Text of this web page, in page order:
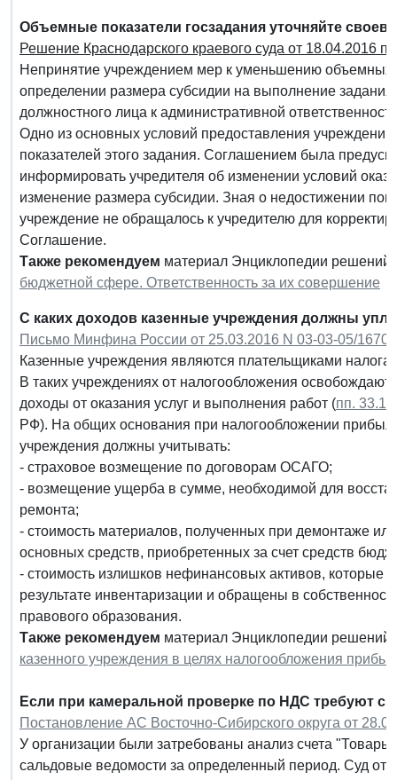
Объемные показатели госзадания уточняйте
Решение Краснодарского краевого суда от 18.04.2016
Непринятие учреждением мер к уменьшению объемных
определении размера субсидии на выполнение
должностного лица к административной
Одно из основных условий предоставления
показателей этого задания. Соглашением была
информировать учредителя об изменении условий
изменение размера субсидии. Зная о недостижении
учреждение не обращалось к учредителю для
Соглашение.
Также рекомендуем материал Энциклопедии решений
бюджетной сфере. Ответственность за их совершение
С каких доходов казенные учреждения должны
Письмо Минфина России от 25.03.2016 N 03-03-05/16706
Казенные учреждения являются плательщиками налога
В таких учреждениях от налогообложения
доходы от оказания услуг и выполнения работ (пп. 33.1
РФ). На общих основания при налогообложении
учреждения должны учитывать:
- страховое возмещение по договорам ОСАГО;
- возмещение ущерба в сумме, необходимой для
ремонта;
- стоимость материалов, полученных при демонтаже
основных средств, приобретенных за счет средств
- стоимость излишков нефинансовых активов, которые
результате инвентаризации и обращены в
правового образования.
Также рекомендуем материал Энциклопедии решений
казенного учреждения в целях налогообложения
Если при камеральной проверке по НДС требуют
Постановление АС Восточно-Сибирского округа от
У организации были затребованы анализ счета
сальдовые ведомости за определенный период. Суд